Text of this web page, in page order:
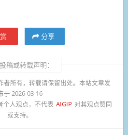
分享
稿或转载声明：
者所有，转载请保留出处。本站文章发
于 2026-03-16
个人观点，不代表 AIGIP 对其观点赞同
或支持。